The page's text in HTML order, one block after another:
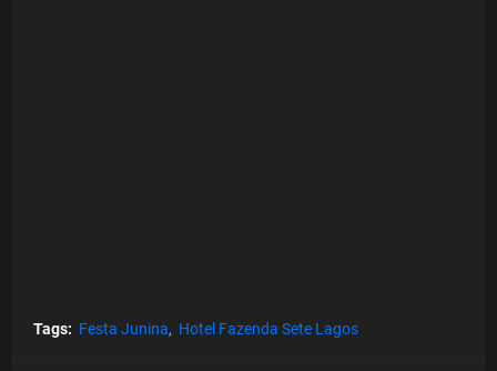
Tags: Festa Junina Hotel Fazenda Sete Lagos